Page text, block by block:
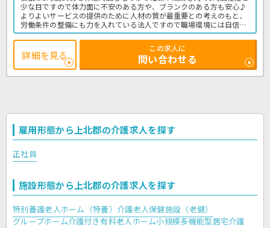
少な目ですので体力面に不安のある方や、ブランクのある方も安心♪
よりよいサービスの提供のために人材の質が最重要との考えのもと、
労働条件の整備にも力を入れている法人ですので職場環境には自信あ
り☆ご興味のある方はほっ介護までお気軽にお問合せ下さいね。特別
養護老人ホームでの介護業務全般です。
＜介護職 正職員 特養の求人＞
詳細を見る
この求人に
問い合わせる
雇用形態から上北郡の介護求人を探す
正社員
施設形態から上北郡の介護求人を探す
特別養護老人ホーム（特養） 介護老人保健施設（老健）
グループホーム介護付き有料老人ホーム小規模多機能型居宅介護